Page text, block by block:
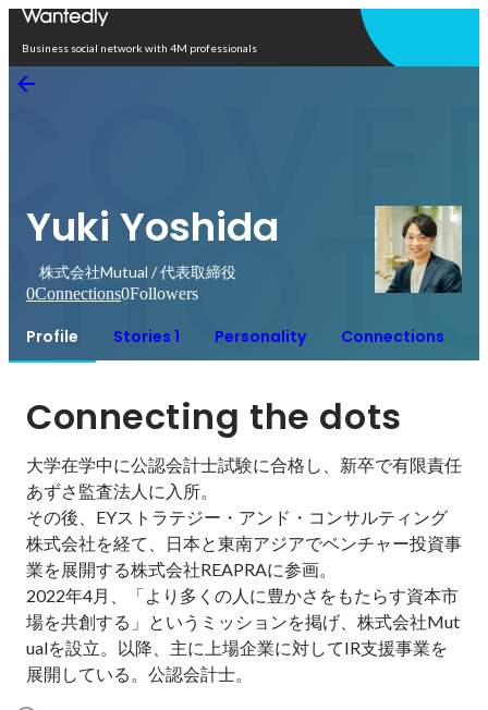
Business social network with 4M professionals
Yuki Yoshida
株式会社Mutual / 代表取締役
0Connections0Followers
Profile Stories 1 Personality Connections
Connecting the dots
大学在学中に公認会計士試験に合格し、新卒で有限責任
あずさ監査法人に入所。
その後、EYストラテジー・アンド・コンサルティング
株式会社を経て、日本と東南アジアでベンチャー投資事
業を展開する株式会社REAPRAに参画。
2022年4月、「より多くの人に豊かさをもたらす資本市
場を共創する」というミッションを掲げ、株式会社Mut
ualを設立。以降、主に上場企業に対してIR支援事業を
展開している。公認会計士。